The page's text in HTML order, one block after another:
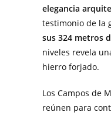
elegancia
testimonio de la
sus 324 metros
niveles revela
hierro forjado.
Los Campos de
reúnen para